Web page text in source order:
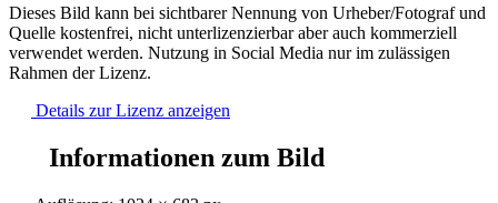
Dieses Bild kann bei sichtbarer Nennung von Urheber/Fotograf und
Quelle kostenfrei, nicht unterlizenzierbar aber auch kommerziell
verwendet werden. Nutzung in Social Media nur im zulässigen
Rahmen der Lizenz.
Details zur Lizenz anzeigen
Informationen zum Bild